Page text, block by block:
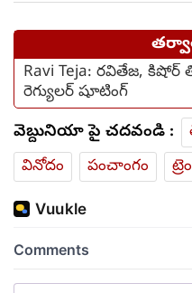
Ravi Teja: రవితేజ,
రెగ్యులర్ షూటింగ్
వెబ్దునియా పై చదవండి :
వినోదం
పంచాంగం